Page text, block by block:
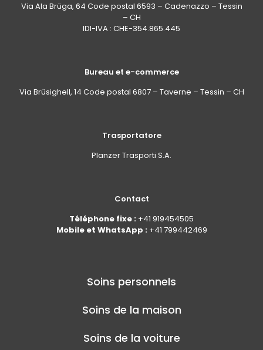
Via Ala Brüga, 64 Code postal 6593 – Cadenazzo – Tessin
– CH
IDI-IVA : CHE-354.865.445
Bureau et e-commerce
Via Brüsighell, 14 Code postal 6807 – Taverne – Tessin – CH
Trasportatore
Planzer Trasporti S.A.
Contact
Téléphone fixe : +41 919454505
Mobile et WhatsApp : +41 799442469
Soins personnels
Soins de la maison
Soins de la voiture